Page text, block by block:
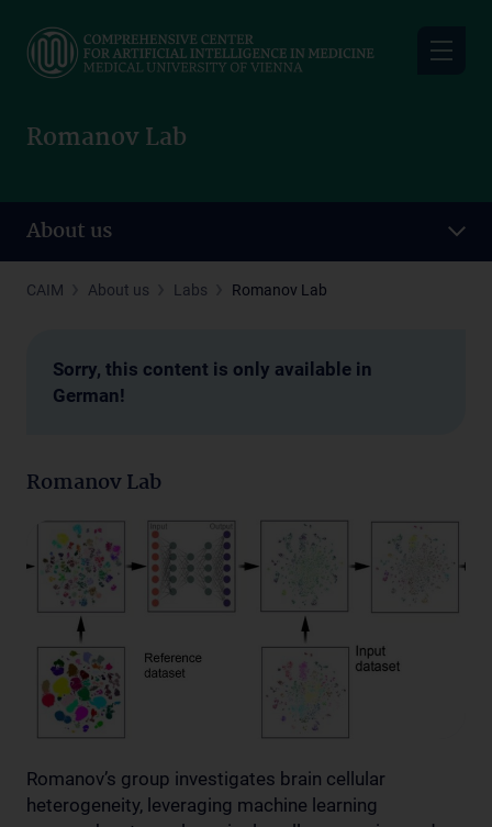
main
Romanov Lab
About us
CAIM About us Labs Romanov Lab
Sorry, this content is only available in
German!
Romanov Lab
Romanov’s group investigates brain cellular
heterogeneity, leveraging machine learning